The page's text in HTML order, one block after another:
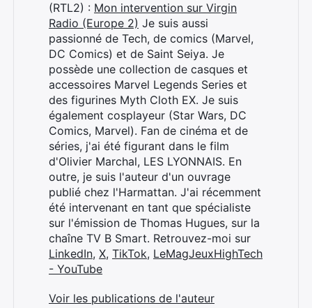
(RTL2) : Mon intervention sur Virgin
Radio (Europe 2) Je suis aussi
passionné de Tech, de comics (Marvel,
DC Comics) et de Saint Seiya. Je
possède une collection de casques et
accessoires Marvel Legends Series et
des figurines Myth Cloth EX. Je suis
également cosplayeur (Star Wars, DC
Comics, Marvel). Fan de cinéma et de
séries, j'ai été figurant dans le film
d'Olivier Marchal, LES LYONNAIS. En
outre, je suis l'auteur d'un ouvrage
publié chez l'Harmattan. J'ai récemment
été intervenant en tant que spécialiste
sur l'émission de Thomas Hugues, sur la
chaîne TV B Smart. Retrouvez-moi sur
LinkedIn, X, TikTok, LeMagJeuxHighTech
- YouTube
Voir les publications de l'auteur